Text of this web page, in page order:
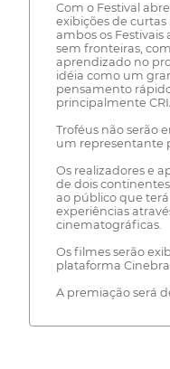
Com o Festival
exibições de
ambos os
sem fronteiras,
aprendizado no
idéia como um
pensamento
principalmente
Troféus não serão
um representante
Os realizadores e
de dois
ao público que terá
experiências
cinematográficas.
Os filmes serão
plataforma
A premiação será